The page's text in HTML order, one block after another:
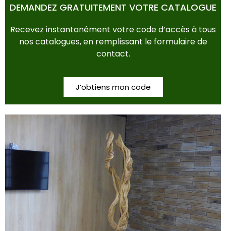
DEMANDEZ GRATUITEMENT VOTRE CATALOGUE
Recevez instantanément votre code d’accès à tous
nos catalogues, en remplissant le formulaire de
contact.
J’obtiens mon code
LIANES & TRONCS